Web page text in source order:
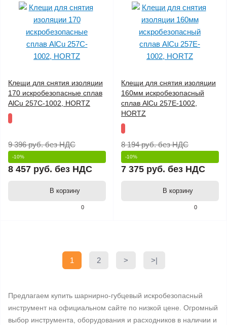
0
Клещи для снятия изоляции
170 искробезопасные сплав
AlCu 257C-1002, HORTZ
9 396 руб.без НДС
-10%
8 457 руб. без НДС
В корзину
0
Клещи для снятия изоляции
160мм искробезопасный
сплав AlCu 257E-1002,
HORTZ
8 194 руб.без НДС
-10%
7 375 руб. без НДС
В корзину
1 2 > >|
Предлагаем купить шарнирно-губцевый искробезопасный
инструмент на официальном сайте по низкой цене. Огромный
выбор инструмента, оборудования и расходников в наличии и